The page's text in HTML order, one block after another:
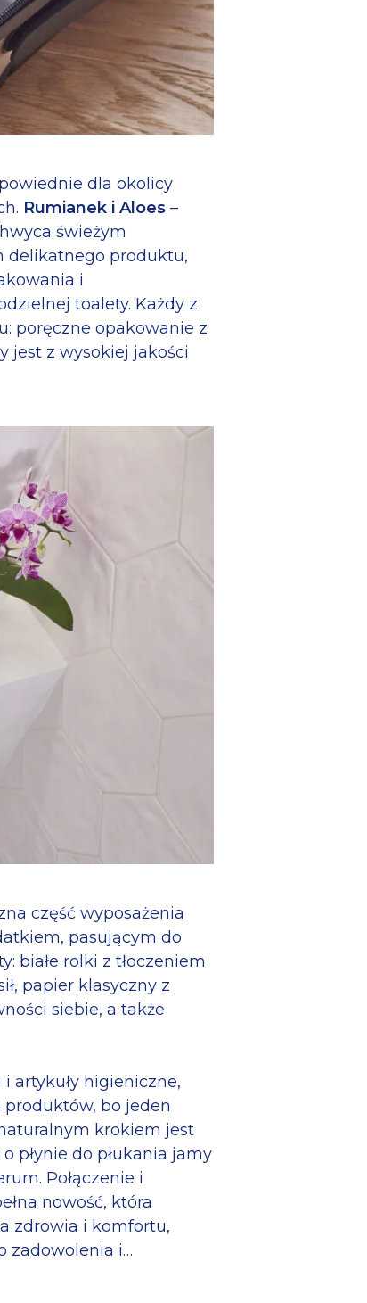
dla okolicy
Rumianek i Aloes –
świeżym
delikatnego produktu,
i
toalety. Każdy z
poręczne opakowanie z
jest z wysokiej jakości
część wyposażenia
pasującym do
białe rolki z tłoczeniem
papier klasyczny z
siebie, a także
artykuły higieniczne,
produktów, bo jeden
krokiem jest
płynie do płukania jamy
Połączenie i
nowość, która
zdrowia i komfortu,
zadowolenia i…